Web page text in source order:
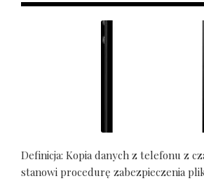
Definicja: Kopia danych z telefonu z
stanowi procedurę zabezpieczenia